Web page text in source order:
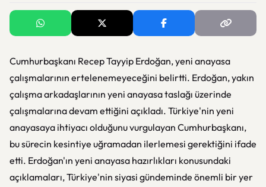
Cumhurbaşkanı Recep Tayyip Erdoğan, yeni anayasa
çalışmalarının ertelenemeyeceğini belirtti. Erdoğan, yakın
çalışma arkadaşlarının yeni anayasa taslağı üzerinde
çalışmalarına devam ettiğini açıkladı. Türkiye'nin yeni
anayasaya ihtiyacı olduğunu vurgulayan Cumhurbaşkanı,
bu sürecin kesintiye uğramadan ilerlemesi gerektiğini ifade
etti. Erdoğan'ın yeni anayasa hazırlıkları konusundaki
açıklamaları, Türkiye'nin siyasi gündeminde önemli bir yer